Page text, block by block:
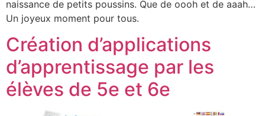
naissance de petits poussins. Que de oooh et de aaah…
Un joyeux moment pour tous.
Création d’applications
d’apprentissage par les
élèves de 5e et 6e